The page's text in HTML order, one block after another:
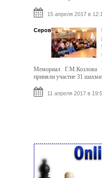
15 апреля 2017 в
Серов
Мемориал Г.М.Козлова
приняли участие 31
11 апреля 2017 в